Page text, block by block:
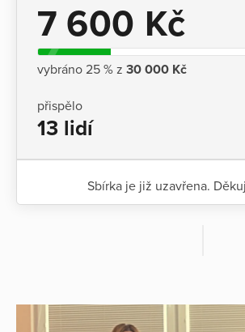
7 600 Kč
vybráno 25 % z 30 000 Kč
přispělo
13 lidí
Sbírka je již uzavřena.